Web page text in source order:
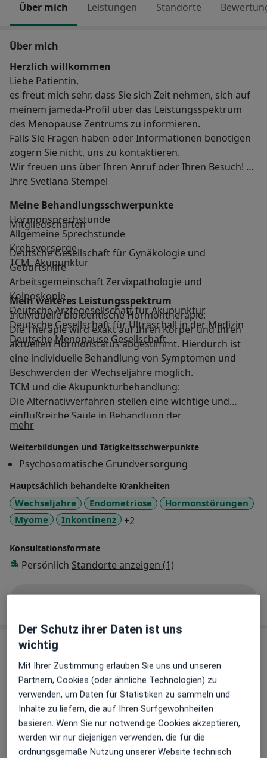
Über mich Leistungen Standorte
Über mich
Herzlich willkommen
Liebe Patientin,
es freut mich sehr, dass Sie sich Zeit nehmen, sich auf
meinem jameda-Profil über das Leistungsspektrum
des Menopause Zentrums zu informieren.
Falls Sie Fragen haben oder Informationen benötigen
zögern Sie nicht, uns zu kontaktieren.
Wir freuen uns über Ihren Anruf oder Ihren Besuch!
Ihre Svetlana Stempel
Mitgliedschaften
Deutsche Gesellschaft für Gynäkologie und
Geburtshilfe
Arbeitsgemeinschaft Zervixpathologie und
Kolposkopie
Deutsche Ärztegesellschaft für Akupunktur
Deutsche Gesellschaft für Ultraschall in der Medizin
Deutsche Menopause Gesellschaft
Meine Behandlungs­schwerpunkte
Hormonsprechstunde
Allgemeine Sprechstunde
Krebsvorsorge
TCM, Akupunktur
Mein weiteres Leistungs­spektrum
Individuelle bioidentische Hormontherapie:
Die Therapie wird exakt auf Ihren Körper und Ihren
aktuellen Hormonstatus abgestimmt. Hierdurch ist
eine individuelle Behandlung von Symptomen und
Beschwerden der Wechseljahre möglich.
TCM und die Akupunkturbehandlung:
Die Alternativverfahren stellen eine wichtige und
einflußreiche Säule in Behandlung der
perimenopausalen sowie menopausalen Beschwerden
dar. Ich bin überzeugt, dass die Kombination aus
Alternativ- und Schulmedizin Ihre Gesundheit
dauerhaft fördert.
Dysplasiesprechstunde mit Kolposkopie:
Es ist die erweiterte Beurteilung des Muttermundes
bei auffälligen Befunden (erweiterte Kolposkopie
(Lupenuntersuchung des Muttermundes),
kolposkopisch dirigierte Wiederholung des
zytologischen Abstriches, kolposkopisch dirigierte
Probenentnahme, ggf. zusätzliche
mehrÜber mich
Weiterbildungen und Tätigkeitsschwerpunkte
Psychosomatische Grundversorgung
Hauptsächlich behandelte Krankheiten
Wechseljahre Endometriose
Hormonstörungen
Myome
Inkontinenz +2
Konsultationsformate
Persönlich Standorte anzeigen (1)
Leistungen & Kosten
Akupunktur
Opernplatz 14, Frankfurt
Menopause Zentrum Frankfurt Dr.med. Gabriela
Cracovschi Fachärztin für Frauenheilkunde und
Geburtshilfle
Der Schutz ihrer Daten ist uns
wichtig
Mit Ihrer Zustimmung erlauben Sie uns und unseren
Partnern, Cookies (oder ähnliche Technologien) zu
verwenden, um Daten für Statistiken zu sammeln und
Inhalte zu liefern, die auf Ihren Surfgewohnheiten
basieren. Wenn Sie nur notwendige Cookies akzeptieren,
werden wir nur diejenigen verwenden, die für die
ordnungsgemäße Nutzung unserer Website technisch